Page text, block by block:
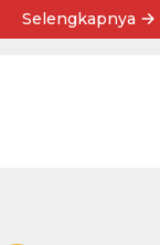
Selengkapnya